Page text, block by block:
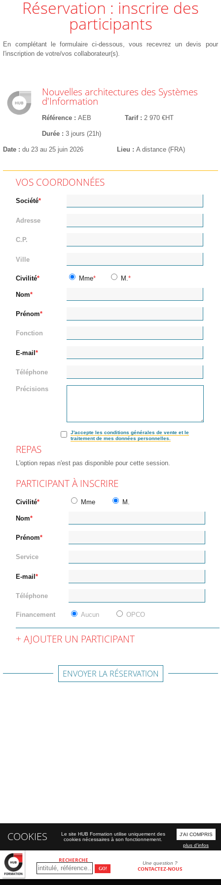
RECHERCHE Une question ?
CONTACTEZ-NOUS
Réservation : inscrire des
participants
En complétant le formulaire ci-dessous, vous recevrez un devis pour
l'inscription de votre/vos collaborateur(s).
Nouvelles architectures des Systèmes
d'Information
Référence AEB Tarif 2 970 €HT
Durée 3 jours (21h)
Date du 23 au 25 juin 2026 Lieu A distance (FRA)
VOS COORDONNÉES
Société
Adresse
C.P.
Ville
Civilité Mme M.
Nom
Prénom
Fonction
E-mail
Téléphone
Précisions
J'accepte les conditions générales de vente et le
traitement de mes données personnelles.
REPAS
L'option repas n'est pas disponible pour cette session.
PARTICIPANT À INSCRIRE
Civilité Mme M.
Nom
Prénom
Service
E-mail
Téléphone
Financement Aucun OPCO
AJOUTER UN PARTICIPANT
ENVOYER LA RÉSERVATION
COOKIES
Le site HUB Formation utilise uniquement des
cookies nécessaires à son fonctionnement.
J'AI COMPRIS
plus d'infos